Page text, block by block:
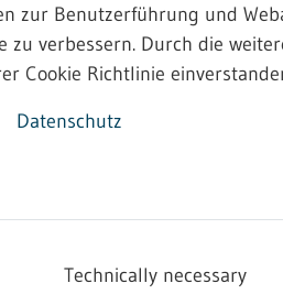
einer bindenden Festsetzung
Materialien und
einer bindenden Festsetzung
Materialien und
zur Benutzerführung und
zu verbessern. Durch die
Cookie Richtlinie
Datenschutz
Technically necessary